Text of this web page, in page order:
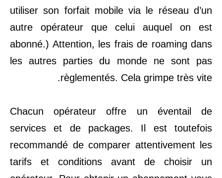
utiliser son forfait mobile via le réseau d’un
autre opérateur que celui auquel on est
abonné.) Attention, les frais de roaming dans
les autres parties du monde ne sont pas
règlementés. Cela grimpe très vite.
Chacun opérateur offre un éventail de
services et de packages. Il est toutefois
recommandé de comparer attentivement les
tarifs et conditions avant de choisir un